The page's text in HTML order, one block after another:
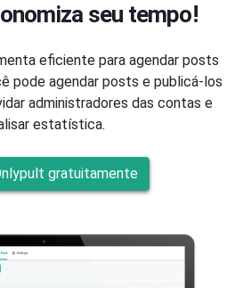
seu tempo!
eficiente para agendar posts
pode agendar posts e publicá-los
administradores das contas e
estatística.
gratuitamente